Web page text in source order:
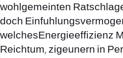
wohlgemeinten
doch
welchesEnergieeffizienz
Reichtum, zigeunern in